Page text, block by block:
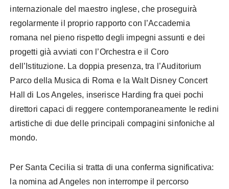
internazionale del maestro inglese, che proseguirà
regolarmente il proprio rapporto con l’Accademia
romana nel pieno rispetto degli impegni assunti e dei
progetti già avviati con l’Orchestra e il Coro
dell’Istituzione. La doppia presenza, tra l’Auditorium
Parco della Musica di Roma e la Walt Disney Concert
Hall di Los Angeles, inserisce Harding fra quei pochi
direttori capaci di reggere contemporaneamente le redini
artistiche di due delle principali compagini sinfoniche al
mondo.
Per Santa Cecilia si tratta di una conferma significativa:
la nomina ad Angeles non interrompe il percorso